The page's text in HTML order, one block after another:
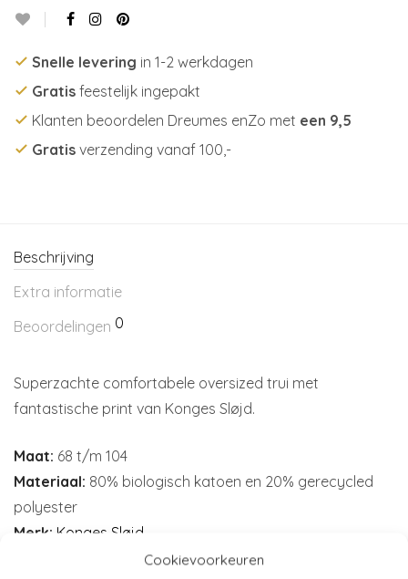
Cookievoorkeuren
Snelle levering in 1-2 werkdagen
Gratis feestelijk ingepakt
Klanten beoordelen Dreumes enZo met een 9,5
Gratis verzending vanaf 100,-
Beschrijving
Extra informatie
Beoordelingen 0
Superzachte comfortabele oversized trui met
fantastische print van Konges Sløjd.
Maat: 68 t/m 104
Materiaal: 80% biologisch katoen en 20% gerecycled
polyester
Merk: Konges Sløjd